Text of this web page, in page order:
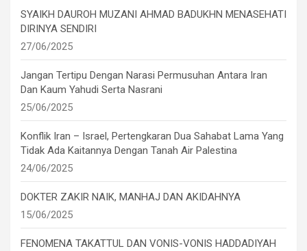
SYAIKH DAUROH MUZANI AHMAD BADUKHN MENASEHATI
DIRINYA SENDIRI
27/06/2025
Jangan Tertipu Dengan Narasi Permusuhan Antara Iran
Dan Kaum Yahudi Serta Nasrani
25/06/2025
Konflik Iran – Israel, Pertengkaran Dua Sahabat Lama Yang
Tidak Ada Kaitannya Dengan Tanah Air Palestina
24/06/2025
DOKTER ZAKIR NAIK, MANHAJ DAN AKIDAHNYA
15/06/2025
FENOMENA TAKATTUL DAN VONIS-VONIS HADDADIYAH